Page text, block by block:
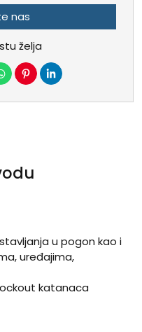
nas
želja
u pogon kao i
uređajima,
katanaca